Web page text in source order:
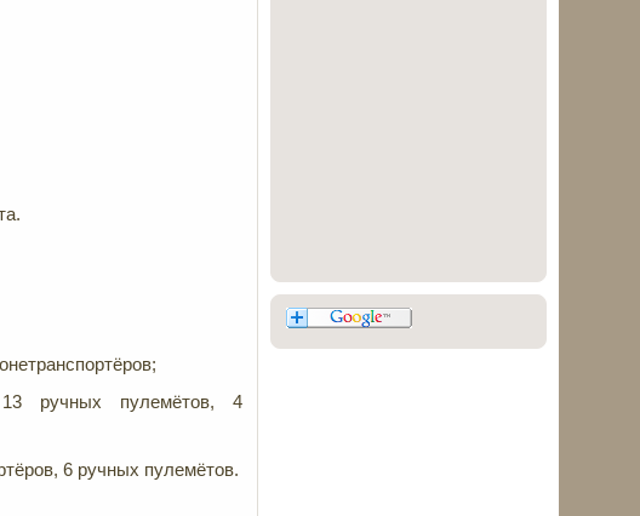
13 ручных пулемётов, 4
6 ручных пулемётов.